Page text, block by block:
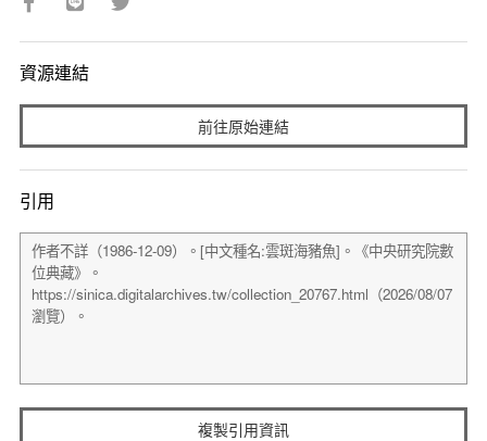
資源連結
前往原始連結
引用
複製引用資訊